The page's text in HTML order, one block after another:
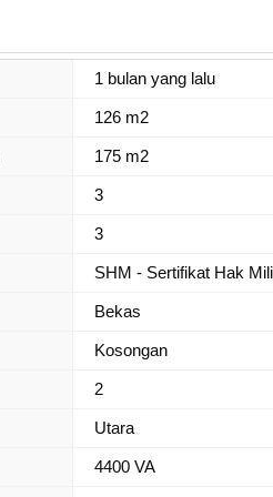
1 bulan yang lalu
126 m2
175 m2
3
3
SHM - Sertifikat Hak
Bekas
Kosongan
2
Utara
4400 VA